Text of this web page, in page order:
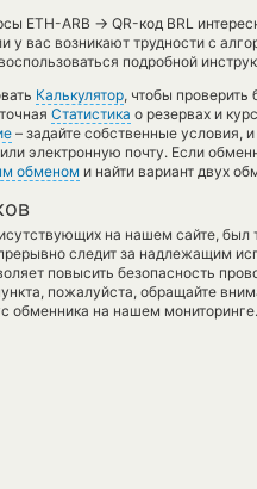
ETH-ARB → QR-код BRL
у вас возникают трудности с
подробной
Калькулятор, чтобы
Статистика о резервах и
– задайте собственные условия,
электронную почту. Если
обменом и найти вариант двух
на нашем сайте, был
следит за надлежащим
повысить безопасность
пожалуйста, обращайте
обменника на нашем мониторинге.